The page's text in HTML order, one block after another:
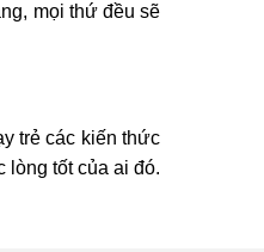
mọi thứ đều sẽ
trẻ các kiến thức
tốt của ai đó.